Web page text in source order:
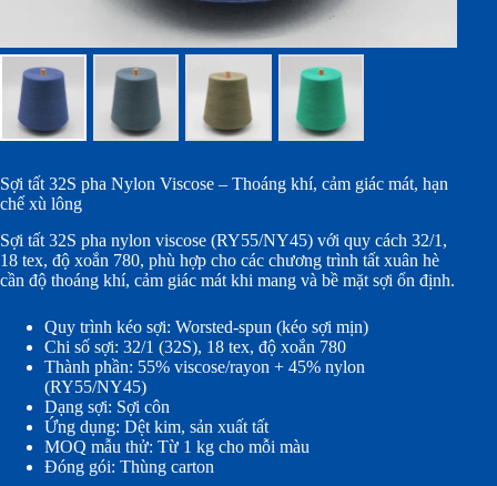
Sợi tất 32S pha Nylon Viscose – Thoáng khí, cảm giác mát, hạn
chế xù lông
Sợi tất 32S pha nylon viscose (RY55/NY45) với quy cách 32/1,
18 tex, độ xoắn 780, phù hợp cho các chương trình tất xuân hè
cần độ thoáng khí, cảm giác mát khi mang và bề mặt sợi ổn định.
Quy trình kéo sợi: Worsted-spun (kéo sợi mịn)
Chi số sợi: 32/1 (32S), 18 tex, độ xoắn 780
Thành phần: 55% viscose/rayon + 45% nylon
(RY55/NY45)
Dạng sợi: Sợi côn
Ứng dụng: Dệt kim, sản xuất tất
MOQ mẫu thử: Từ 1 kg cho mỗi màu
Đóng gói: Thùng carton